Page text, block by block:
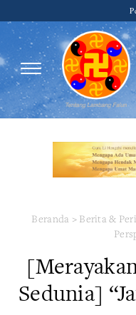
Beranda > Berita &
Sedunia]